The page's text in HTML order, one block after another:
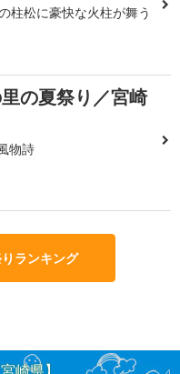
柱松に豪快な火柱が舞う
の夏祭り／宮崎
物詩
ランキング